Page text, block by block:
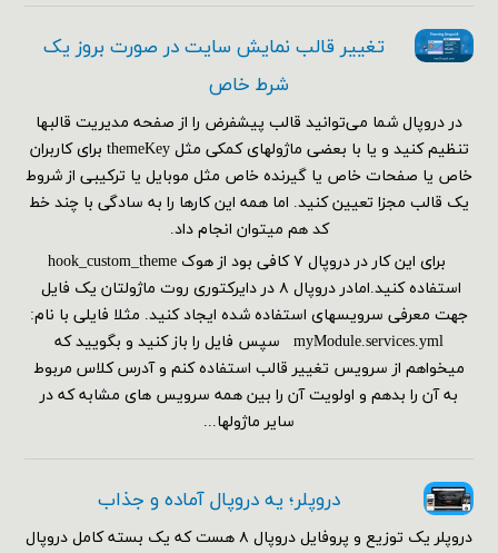
تغییر قالب نمایش سایت در صورت بروز یک
شرط خاص
در دروپال شما می‌توانید قالب پیشفرض را از صفحه مدیریت قالبها
تنظیم کنید و یا با بعضی ماژولهای کمکی مثل themeKey برای کاربران
خاص یا صفحات خاص یا گیرنده خاص مثل موبایل یا ترکیبی از شروط
یک قالب مجزا تعیین کنید. اما همه این کارها را به سادگی با چند خط
کد هم می‎توان انجام داد.
برای این کار در دروپال ۷ کافی بود از هوک hook_custom_theme
استفاده کنید.امادر دروپال ۸ در دایرکتوری روت ماژولتان یک فایل
جهت معرفی سرویسهای استفاده شده ایجاد کنید. مثلا فایلی با نام:
myModule.services.yml سپس فایل را باز کنید و بگویید که
میخواهم از سرویس تغییر قالب استفاده کنم و آدرس کلاس مربوط
به آن را بدهم و اولویت آن را بین همه سرویس های مشابه که در
سایر ماژولها...
دروپلر؛ یه دروپال آماده و جذاب
دروپلر یک توزیع و پروفایل دروپال ۸ هست که یک بسته کامل دروپال